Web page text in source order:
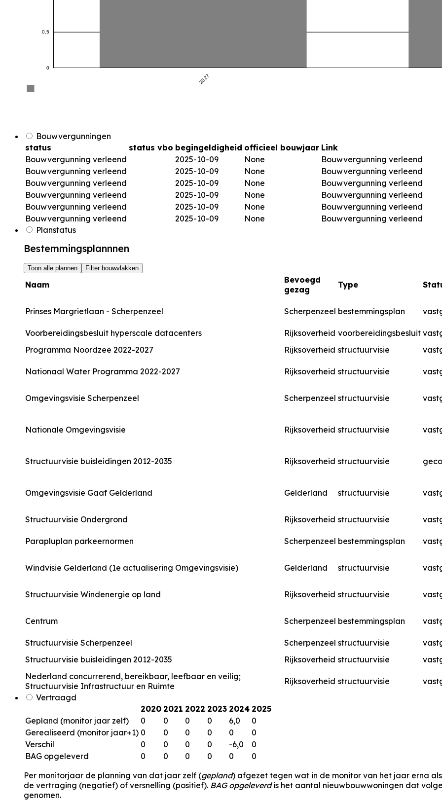
0
0.5
2027
Bouwvergunningen
status
status vbo begingeldigheid officieel bouwjaar Link
Bouwvergunning verleend
2025-10-09 None
Bouwvergunning verleend
Bouwvergunning verleend
2025-10-09 None
Bouwvergunning verleend
Bouwvergunning verleend
2025-10-09 None
Bouwvergunning verleend
Bouwvergunning verleend
2025-10-09 None
Bouwvergunning verleend
Bouwvergunning verleend
2025-10-09 None
Bouwvergunning verleend
Bouwvergunning verleend
2025-10-09 None
Bouwvergunning verleend
Planstatus
Bestemmingsplannnen
Toon alle plannen Filter bouwvlakken
Naam
Bevoegd
gezag
Type
Prinses Margrietlaan - Scherpenzeel Scherpenzeel bestemmingsplan
Voorbereidingsbesluit hyperscale datacenters Rijksoverheid voorbereidingsbesluit
Programma Noordzee 2022-2027
Rijksoverheid structuurvisie
Nationaal Water Programma 2022-2027 Rijksoverheid structuurvisie
Omgevingsvisie Scherpenzeel Scherpenzeel structuurvisie
Nationale Omgevingsvisie Rijksoverheid structuurvisie
Structuurvisie buisleidingen 2012-2035 Rijksoverheid structuurvisie
Omgevingsvisie Gaaf Gelderland Gelderland structuurvisie
Structuurvisie Ondergrond Rijksoverheid structuurvisie
Parapluplan parkeernormen Scherpenzeel bestemmingsplan
Windvisie Gelderland (1e actualisering Omgevingsvisie) Gelderland structuurvisie
Structuurvisie Windenergie op land Rijksoverheid structuurvisie
Centrum Scherpenzeel bestemmingsplan
Structuurvisie Scherpenzeel Scherpenzeel structuurvisie
Structuurvisie buisleidingen 2012-2035
Rijksoverheid structuurvisie
Nederland concurrerend, bereikbaar, leefbaar en veilig;
Structuurvisie Infrastructuur en Ruimte
Rijksoverheid structuurvisie
Vertraagd
2020 2021 2022 2023 2024 2025
Gepland (monitor jaar zelf)
0 0 0 0 6,0
0
Gerealiseerd (monitor jaar+1) 0 0 0 0 0
0
Verschil
0 0 0 0 -6,0
0
BAG opgeleverd
0 0 0 0 0
0
Per monitorjaar de planning van dat jaar zelf (gepland) afgezet tegen wat in de monitor van het jaar erna
de vertraging (negatief) of versnelling (positief). BAG opgeleverdis het aantal nieuwbouwwoningen dat
genomen.